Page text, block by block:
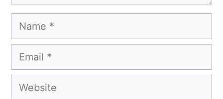
Name
Email
Website